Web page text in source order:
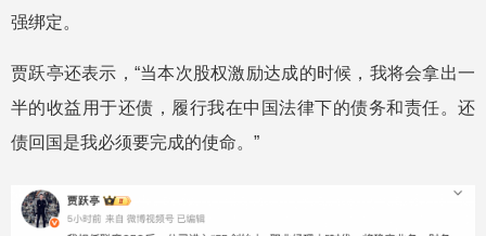
强绑定。
贾跃亭还表示，“当本次股权激励达成的时候，我将会拿出一
半的收益用于还债，履行我在中国法律下的债务和责任。还
债回国是我必须要完成的使命。”